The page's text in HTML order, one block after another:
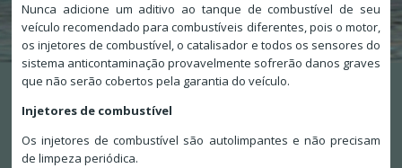
Nunca adicione um aditivo ao tanque de combustível de seu
veículo recomendado para combustíveis diferentes, pois o motor,
os injetores de combustível, o catalisador e todos os sensores do
sistema anticontaminação provavelmente sofrerão danos graves
que não serão cobertos pela garantia do veículo.
Injetores de combustível
Os injetores de combustível são autolimpantes e não precisam
de limpeza periódica.